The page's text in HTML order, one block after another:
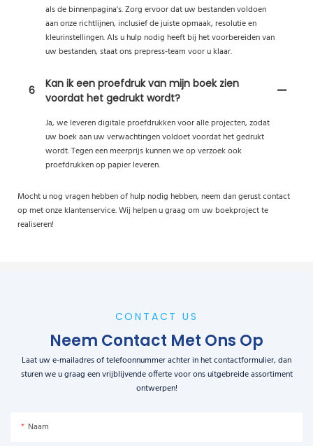
als de binnenpagina's. Zorg ervoor dat uw bestanden voldoen
aan onze richtlijnen, inclusief de juiste opmaak, resolutie en
kleurinstellingen. Als u hulp nodig heeft bij het voorbereiden van
uw bestanden, staat ons prepress-team voor u klaar.
6
Kan ik een proefdruk van mijn boek zien
voordat het gedrukt wordt?
Ja, we leveren digitale proefdrukken voor alle projecten, zodat
uw boek aan uw verwachtingen voldoet voordat het gedrukt
wordt. Tegen een meerprijs kunnen we op verzoek ook
proefdrukken op papier leveren.
Mocht u nog vragen hebben of hulp nodig hebben, neem dan gerust contact
op met onze klantenservice. Wij helpen u graag om uw boekproject te
realiseren!
CONTACT US
Neem Contact Met Ons Op
Laat uw e-mailadres of telefoonnummer achter in het contactformulier, dan
sturen we u graag een vrijblijvende offerte voor ons uitgebreide assortiment
ontwerpen!
Naam